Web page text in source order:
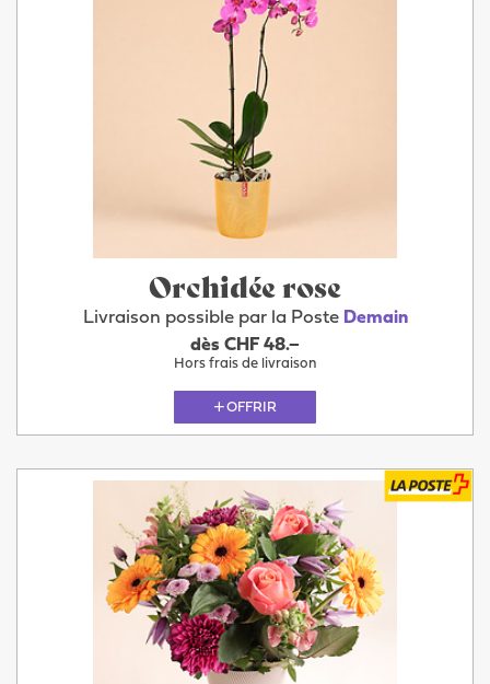
Orchidée rose
Livraison possible par la Poste Demain
dès CHF 48.–
Hors frais de livraison
OFFRIR